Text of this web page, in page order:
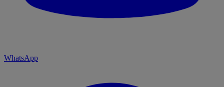
WhatsApp